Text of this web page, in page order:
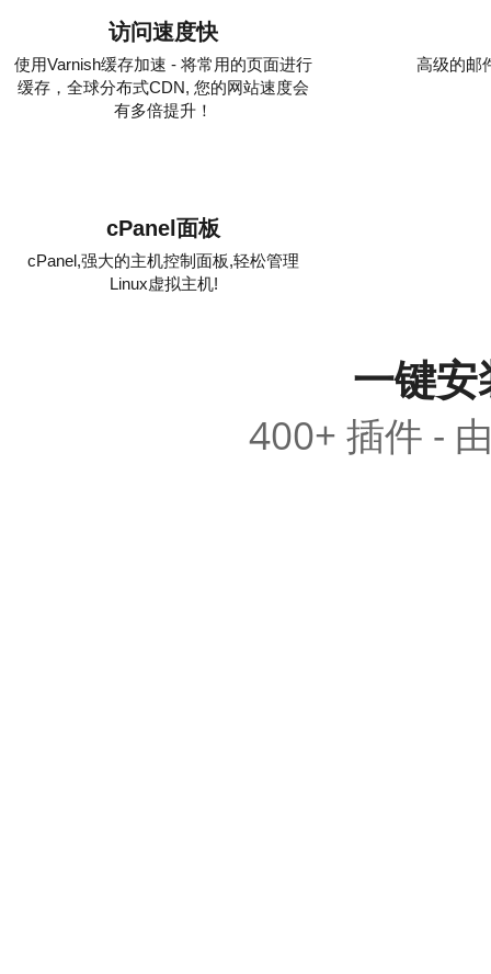
访问速度快
使用Varnish缓存加速 - 将常用的页面进行
缓存，全球分布式CDN, 您的网站速度会
有多倍提升！
高级的邮
cPanel面板
cPanel,强大的主机控制面板,轻松管理
Linux虚拟主机!
一键安
400+ 插件 -